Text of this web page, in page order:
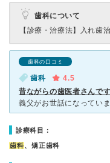
歯科について
【診療・治療法】
入れ歯
歯科の口コミ
歯科
4.5
昔ながらの歯医者さんです
診療科目：
歯科、矯正歯科